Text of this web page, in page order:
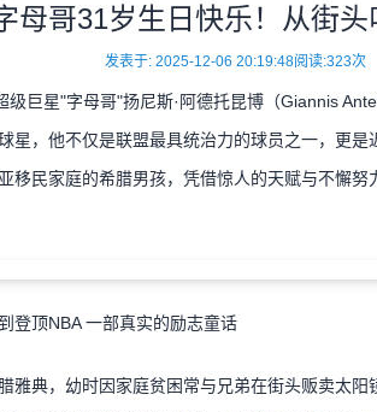
发表于: 2025-12-06 20:19:48阅读:323次
巨星"字母哥"扬尼斯·阿德托昆博（Giannis
星，他不仅是联盟最具统治力的球员之一，更是
移民家庭的希腊男孩，凭借惊人的天赋与不懈
顶NBA 一部真实的励志童话
典，幼时因家庭贫困常与兄弟在街头贩卖太阳